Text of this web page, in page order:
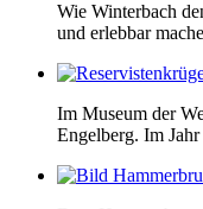
Wie Winterbach
und erlebbar
Im Museum der
Engelberg. Im